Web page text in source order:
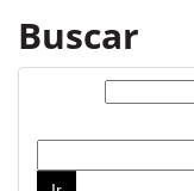
Buscar